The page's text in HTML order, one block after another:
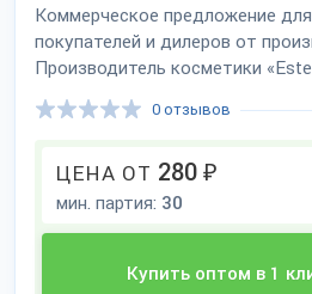
Коммерческое предложение
покупателей и дилеров от
Производитель косметики
ЦЕНА ОТ 280 ₽
мин. партия: 30
Купить оптом в 1
0 отзывов